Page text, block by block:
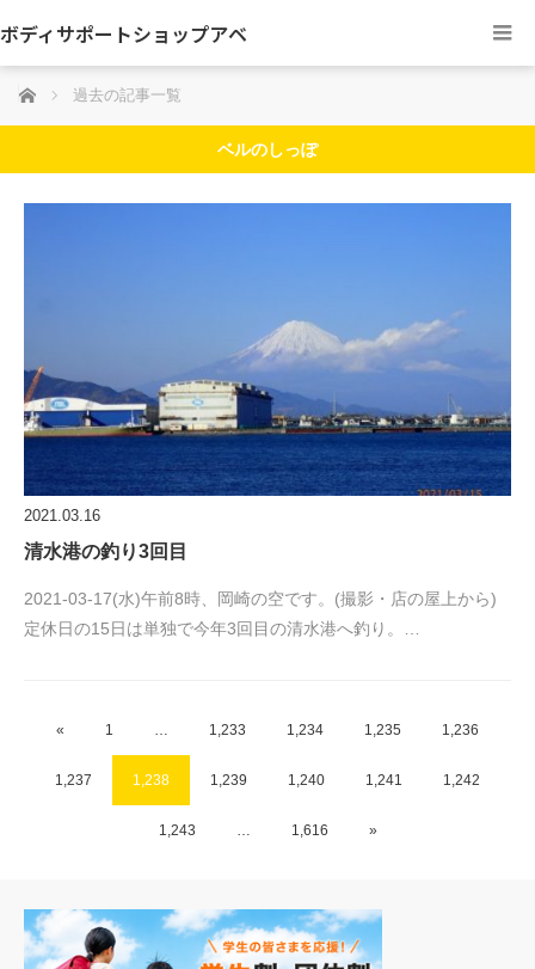
ボディサポートショップアベ
ホーム 過去の記事一覧
ベルのしっぽ
2021.03.16
清水港の釣り3回目
2021-03-17(水)午前8時、岡崎の空です。(撮影・店の屋上から)
定休日の15日は単独で今年3回目の清水港へ釣り。…
« 1 1,233 1,234 1,235 1,236
1,237 1,238 1,239 1,240 1,241 1,242
1,243 1,616 »